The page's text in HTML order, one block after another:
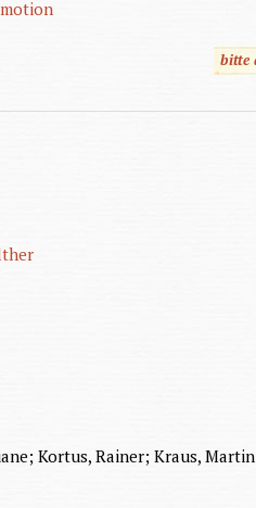
bitte
Kortus, Rainer; Kraus,